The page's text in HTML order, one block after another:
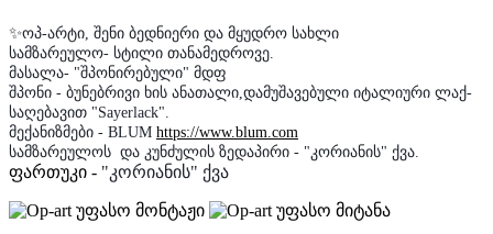
✨ოპ-არტი შენი ბედნიერი და მყუდრო სახლი
სამზარეულო- სტილი თანამედროვე
მასალა- "შპონირებული" მდფ
შპონი - ბუნებრივი ხის ანათალი დამუშავებული იტალიური ლაქ-
საღებავით "Sayerlack"
მექანიზმები - BLUM https://www.blum.com
სამზარეულოს და კუნძულის ზედაპირი - "კორიანის" ქვა.
ფართუკი - "კორიანის" ქვა
უფასო მონტაჟი უფასო მიტანა